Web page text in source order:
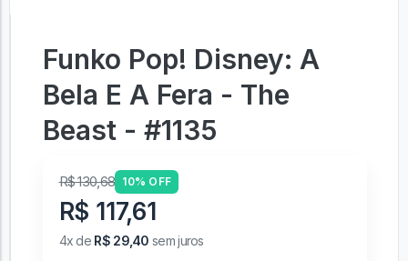
Funko Pop! Disney: A
Bela E A Fera - The
Beast - #1135
R$ 130,68 10% OFF
R$ 117,61
4x de R$ 29,40 sem juros